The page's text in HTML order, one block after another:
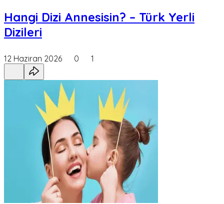
Hangi Dizi Annesisin? – Türk Yerli
Dizileri
12 Haziran 2026 0 1